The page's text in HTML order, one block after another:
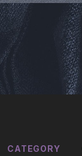
CATEGORY